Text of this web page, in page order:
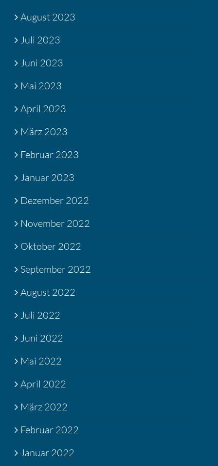
August 2023
Juli 2023
Juni 2023
Mai 2023
April 2023
März 2023
Februar 2023
Januar 2023
Dezember 2022
November 2022
Oktober 2022
September 2022
August 2022
Juli 2022
Juni 2022
Mai 2022
April 2022
März 2022
Februar 2022
Januar 2022